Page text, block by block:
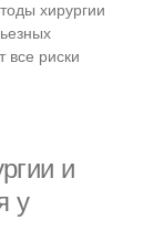
хирургии
все риски
и
у